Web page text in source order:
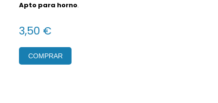
Apto para horno.
3,50 €
COMPRAR